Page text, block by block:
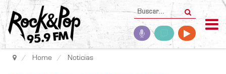
Home Noticias